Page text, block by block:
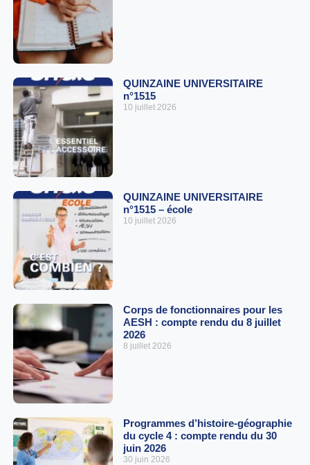
QUINZAINE UNIVERSITAIRE
n°1515
10 juillet 2026
QUINZAINE UNIVERSITAIRE
n°1515 – école
10 juillet 2026
Corps de fonctionnaires pour les
AESH : compte rendu du 8 juillet
2026
8 juillet 2026
Programmes d’histoire-géographie
du cycle 4 : compte rendu du 30
juin 2026
30 juin 2026